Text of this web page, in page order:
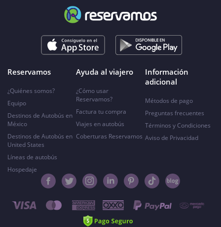
Reservamos
¿Quiénes somos?
Equipo
Destinos de Autobús en
México
Destinos de Autobús en
United States
Líneas de autobús
Hospedaje
Ayuda al viajero
¿Cómo usar
Reservamos?
Factura tu compra
Viajes en autobús
Coberturas Reservamos
Información
adicional
Métodos de pago
Preguntas frecuentes
Términos y Condiciones
Aviso de Privacidad